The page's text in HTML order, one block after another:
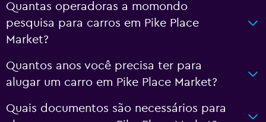
Quantas operadoras a momondo
pesquisa para carros em Pike Place
Market?
Quantos anos você precisa ter para
alugar um carro em Pike Place Market?
Quais documentos são necessários para